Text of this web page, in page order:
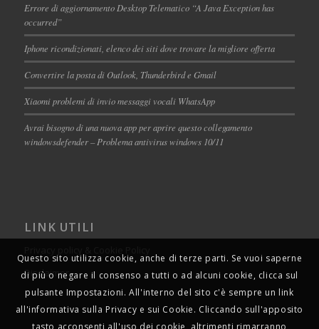
Errore di aggiornamento Desktop Telematico “A Java Exception has
occurred”
Iphone ricondizionati, elenco dei siti dove trovare la migliore offerta
Convertire la posta di Outlook, Thunderbird e Gmail
Xiaomi problemi di invio messaggi vocali WhatsApp
Avrai bisogno di una nuova app per aprire questo collegamento
windowsdefender – Problema antivirus windows 10/11
LINK UTILI
Disclaimer
Questo sito utilizza cookie, anche di terze parti. Se vuoi saperne
di più o negare il consenso a tutti o ad alcuni cookie, clicca sul
pulsante Impostazioni. All'interno del sito c'è sempre un link
all'informativa sulla Privacy e sui Cookie. Cliccando sull'apposito